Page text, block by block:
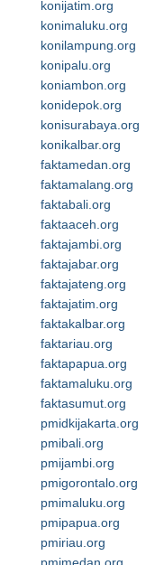
konijatim.org
konimaluku.org
konilampung.org
konipalu.org
koniambon.org
konidepok.org
konisurabaya.org
konikalbar.org
faktamedan.org
faktamalang.org
faktabali.org
faktaaceh.org
faktajambi.org
faktajabar.org
faktajateng.org
faktajatim.org
faktakalbar.org
faktariau.org
faktapapua.org
faktamaluku.org
faktasumut.org
pmidkijakarta.org
pmibali.org
pmijambi.org
pmigorontalo.org
pmimaluku.org
pmipapua.org
pmiriau.org